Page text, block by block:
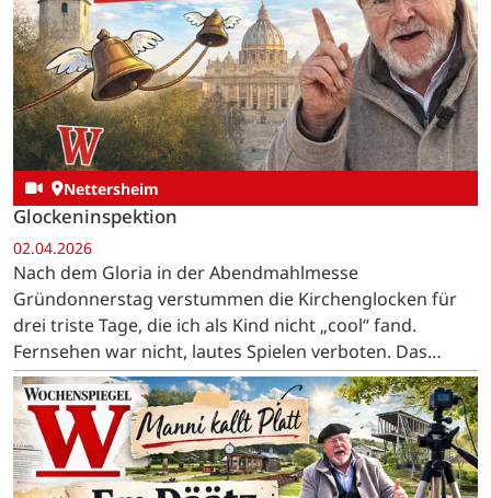
Nettersheim
Glockeninspektion
02.04.2026
Nach dem Gloria in der Abendmahlmesse
Gründonnerstag verstummen die Kirchenglocken für
drei triste Tage, die ich als Kind nicht „cool“ fand.
Fernsehen war nicht, lautes Spielen verboten. Das
Essen war eintönig, Karfreitag gabs Hering und
Kartoffeln, Karsamstag…